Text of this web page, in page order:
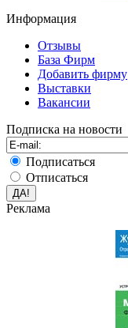
Информация
Отзывы
База Фирм
Добавить фирму
Выставки
Вакансии
Подписка на новости
Подписаться
Отписаться
Реклама